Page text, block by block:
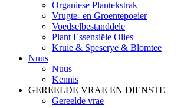
Organiese Plantekstrak
Vrugte- en Groentepoeier
Voedselbestanddele
Plant Essensiële Olies
Kruie & Speserye & Blomtee
Nuus
Nuus
Kennis
GEREELDE VRAE EN DIENSTE
Gereelde vrae